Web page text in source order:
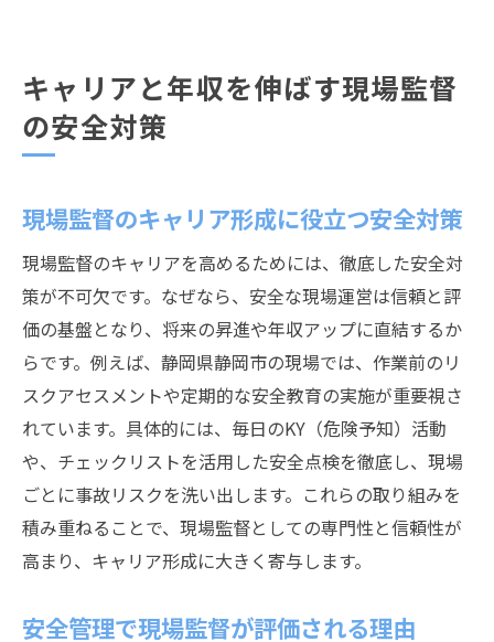
キャリアと年収を伸ばす現場監督
の安全対策
現場監督のキャリア形成に役立つ安全対策
現場監督のキャリアを高めるためには、徹底した安全対
策が不可欠です。なぜなら、安全な現場運営は信頼と評
価の基盤となり、将来の昇進や年収アップに直結するか
らです。例えば、静岡県静岡市の現場では、作業前のリ
スクアセスメントや定期的な安全教育の実施が重要視さ
れています。具体的には、毎日のKY（危険予知）活動
や、チェックリストを活用した安全点検を徹底し、現場
ごとに事故リスクを洗い出します。これらの取り組みを
積み重ねることで、現場監督としての専門性と信頼性が
高まり、キャリア形成に大きく寄与します。
安全管理で現場監督が評価される理由